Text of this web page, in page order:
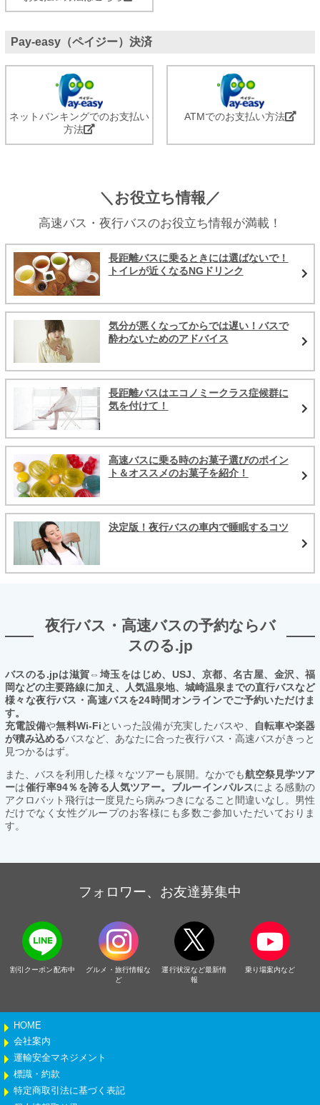
Pay-easy（ペイジー）決済
ネットバンキングでのお支払い
方法
ATMでのお支払い方法
＼お役立ち情報／
高速バス・夜行バスのお役立ち情報が満載！
長距離バスに乗るときには選ばないで！
トイレが近くなるNGドリンク
気分が悪くなってからでは遅い！バスで
酔わないためのアドバイス
長距離バスはエコノミークラス症候群に
気を付けて！
高速バスに乗る時のお菓子選びのポイン
ト＆オススメのお菓子を紹介！
決定版！夜行バスの車内で睡眠するコツ
夜行バス・高速バスの予約ならバ
スのる.jp
バスのる.jpは滋賀⇔埼玉をはじめ、USJ、京都、名古屋、金沢、福
岡などの主要路線に加え、人気温泉地、城崎温泉までの直行バスなど
様々な夜行バス・高速バスを24時間オンラインでご予約いただけま
す。
充電設備や無料Wi-Fiといった設備が充実したバスや、
自転車や楽器
が積み込めるバスなど、あなたに合った夜行バス・高速バスがきっと
見つかるはず。
また、バスを利用した様々なツアーも展開。なかでも航空祭見学ツア
ーは催行率94％を誇る人気ツアー。ブルーインパルスによる感動の
アクロバット飛行は一度見たら病みつきになること間違いなし。男性
だけでなく女性グループのお客様にも多数ご参加いただいておりま
す。
フォロワー、お友達募集中
割引クーポン配布中
グルメ・旅行情報な
ど
運行状況など最新情
報
乗り場案内など
HOME
会社案内
運輸安全マネジメント
標識・約款
特定商取引法に基づく表記